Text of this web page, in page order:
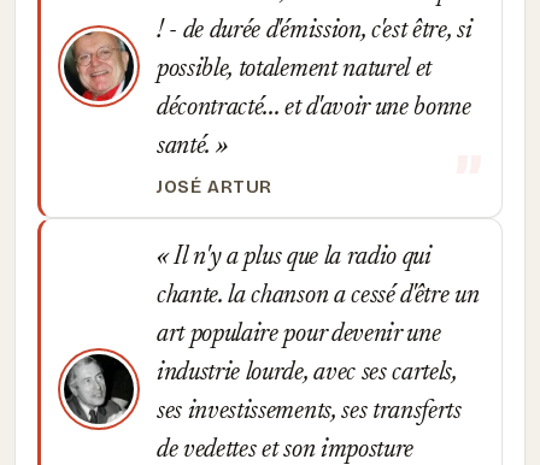
! - de durée d'émission, c'est être, si
possible, totalement naturel et
décontracté... et d'avoir une bonne
santé.
JOSÉ ARTUR
Il n'y a plus que la radio qui
chante. la chanson a cessé d'être un
art populaire pour devenir une
industrie lourde, avec ses cartels,
ses investissements, ses transferts
de vedettes et son imposture